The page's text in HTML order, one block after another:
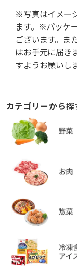
※写真はイメー
ます。※パッケ
ございます。ま
はお手元に届き
すようお願いし
カテゴリーから探